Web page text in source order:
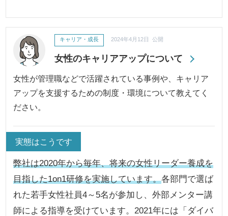
女性のキャリアアップについて
キャリア・成長 2024年4月12日 公開
女性が管理職などで活躍されている事例や、キャリア
アップを支援するための制度・環境について教えてく
ださい。
実態はこうです
弊社は2020年から毎年、将来の女性リーダー養成を
目指した1on1研修を実施しています。各部門で選ば
れた若手女性社員4～5名が参加し、外部メンター講
師による指導を受けています。2021年には「ダイバ